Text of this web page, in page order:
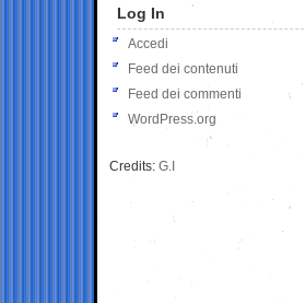
Log In
Accedi
Feed dei contenuti
Feed dei commenti
WordPress.org
Credits: G.I